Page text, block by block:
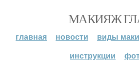
МАКИЯЖ
главная новости виды
инструкции